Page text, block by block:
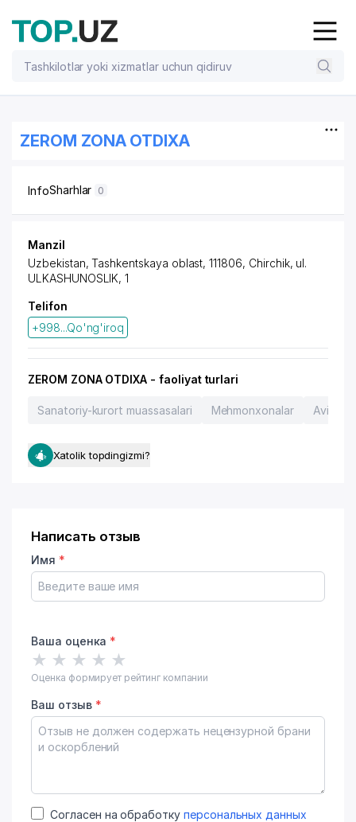
ZEROM ZONA OTDIXA
InfoSharhlar 0
Manzil
Uzbekistan, Tashkentskaya oblast, 111806, Chirchik, ul.
ULKASHUNOSLIK, 1
Telifon
+998...Qo'ng'iroq
ZEROM ZONA OTDIXA - faoliyat turlari
Sanatoriy-kurort muassasalari Mehmonxonalar
Xatolik topdingizmi?
Написать отзыв
Имя *
Ваша оценка *
★ ★ ★ ★ ★
Оценка формирует рейтинг компании
Ваш отзыв *
Согласен на обработку персональных данных